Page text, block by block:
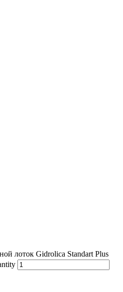
лоток Gidrolica Standart Plus